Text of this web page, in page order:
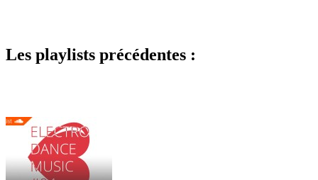
Les playlists précédentes :